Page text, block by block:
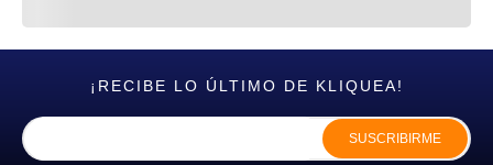
¡RECIBE LO ÚLTIMO DE KLIQUEA!
SUSCRIBIRME